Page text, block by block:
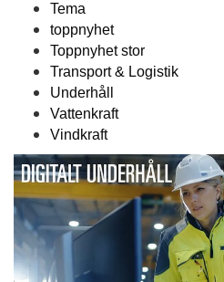
Tema
toppnyhet
Toppnyhet stor
Transport & Logistik
Underhåll
Vattenkraft
Vindkraft